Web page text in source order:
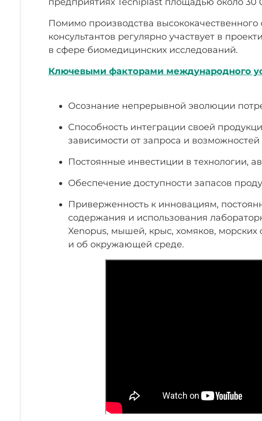
Помимо производства
консультантов регулярно участвует в
в сфере биомедицинских исследований.
Ключевыми факторами международного
Осознание непрерывной эволюции
Способность интеграции своей
зависимости от запроса и возможностей
Постоянные инвестиции в технологии,
Обеспечение доступности запасов
Приверженность к инновациям,
содержания и использования
Xenopus, мышей, крыс, хомяков, морских
и об окружающей среде.